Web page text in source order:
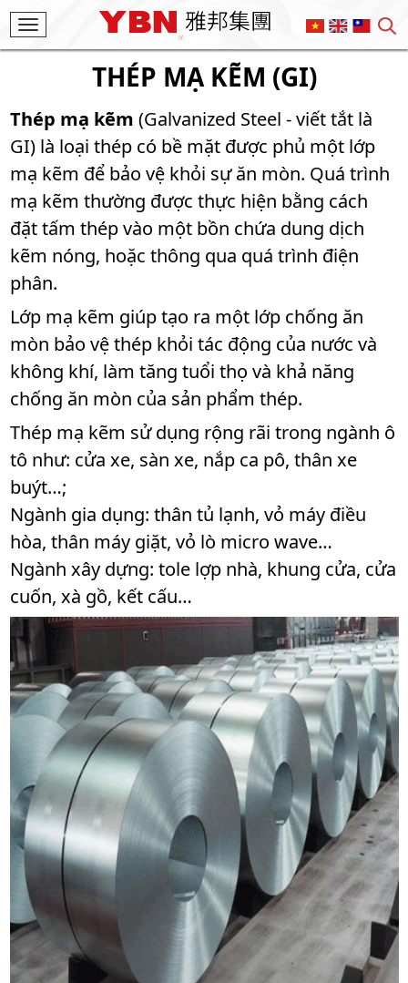
Toggle
navigation
THÉP MẠ KẼM (GI)
Thép mạ kẽm (Galvanized Steel - viết tắt là
GI) là loại thép có bề mặt được phủ một lớp
mạ kẽm để bảo vệ khỏi sự ăn mòn. Quá trình
mạ kẽm thường được thực hiện bằng cách
đặt tấm thép vào một bồn chứa dung dịch
kẽm nóng, hoặc thông qua quá trình điện
phân.
Lớp mạ kẽm giúp tạo ra một lớp chống ăn
mòn bảo vệ thép khỏi tác động của nước và
không khí, làm tăng tuổi thọ và khả năng
chống ăn mòn của sản phẩm thép.
Thép mạ kẽm sử dụng rộng rãi trong ngành ô
tô như: cửa xe, sàn xe, nắp ca pô, thân xe
buýt…;
Ngành gia dụng: thân tủ lạnh, vỏ máy điều
hòa, thân máy giặt, vỏ lò micro wave…
Ngành xây dựng: tole lợp nhà, khung cửa, cửa
cuốn, xà gồ, kết cấu…